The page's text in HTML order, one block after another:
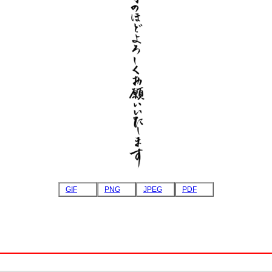
GIF PNG JPEG PDF